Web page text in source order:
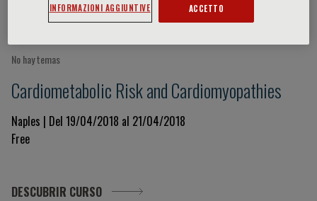
No hay temas
Cardiometabolic Risk and Cardiomyopathies
Naples | Del 19/04/2018 al 21/04/2018
Free
DESCUBRIR CURSO
INFORMAZIONI AGGIUNTIVE ACCETTO